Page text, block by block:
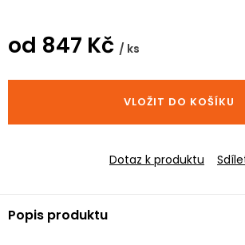
od 847 Kč / ks
cena:
VLOŽIT DO KOŠÍKU
Dotaz k produktu
Popis produktu